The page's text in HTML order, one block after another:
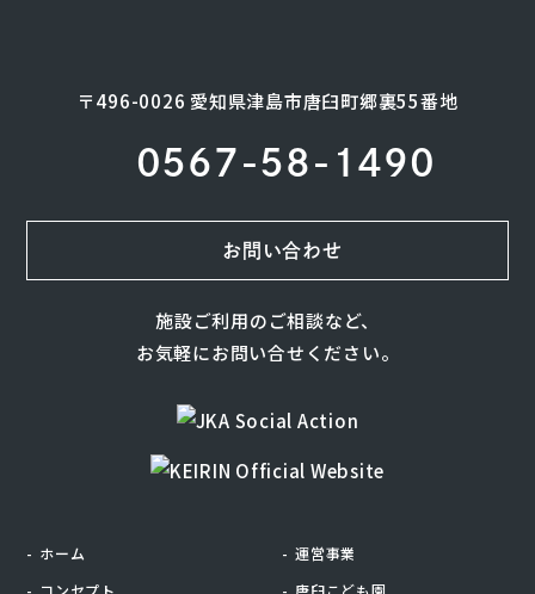
〒496-0026 愛知県津島市唐臼町郷裏55番地
0567-58-1490
お問い合わせ
施設ご利用のご相談など、
お気軽にお問い合せください。
ホーム
コンセプト
運営事業
唐臼こども園